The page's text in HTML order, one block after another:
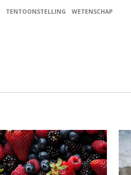
TENTOONSTELLING WETENSCHAP